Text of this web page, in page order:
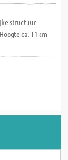
structuur
ca. 11 cm